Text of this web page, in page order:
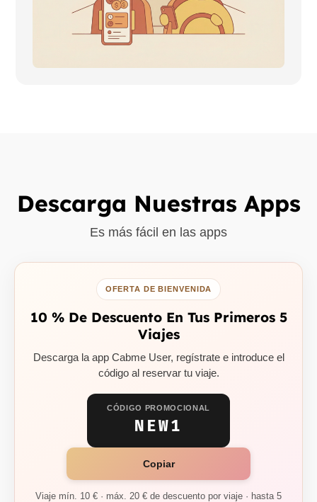
Descarga Nuestras Apps
Es más fácil en las apps
OFERTA DE BIENVENIDA
10 % De Descuento En Tus Primeros 5
Viajes
Descarga la app Cabme User, regístrate e introduce el
código al reservar tu viaje.
CÓDIGO PROMOCIONAL
NEW1
Copiar
Viaje mín. 10 € · máx. 20 € de descuento por viaje · hasta 5